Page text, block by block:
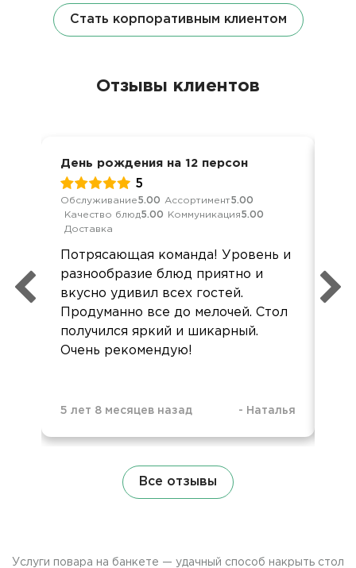
Стать корпоративным клиентом
Отзывы клиентов
День рождения на 12 персон
5
Обслуживание5.00 Ассортимент5.00
Качество блюд5.00 Коммуникация5.00
Доставка
Потрясающая команда! Уровень и
разнообразие блюд приятно и
вкусно удивил всех гостей.
Продуманно все до мелочей. Стол
получился яркий и шикарный.
Очень рекомендую!
5 лет 8 месяцев назад - Наталья
Все отзывы
Услуги повара на банкете — удачный способ накрыть стол